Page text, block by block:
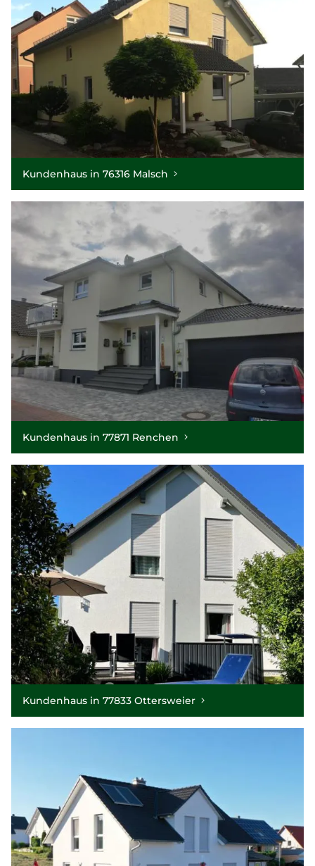
Kundenhaus in 76316 Malsch
Kundenhaus in 77871 Renchen
Kundenhaus in 77833 Ottersweier